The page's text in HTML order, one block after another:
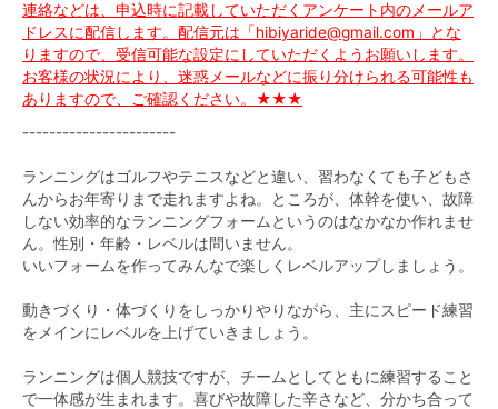
連絡などは、申込時に記載していただくアンケート内のメールア
ドレスに配信します。配信元は「hibiyaride@gmail.com」とな
りますので、受信可能な設定にしていただくようお願いします。
お客様の状況により、迷惑メールなどに振り分けられる可能性も
ありますので、ご確認ください。★★★
-----------------------
ランニングはゴルフやテニスなどと違い、習わなくても子どもさ
んからお年寄りまで走れますよね。ところが、体幹を使い、故障
しない効率的なランニングフォームというのはなかなか作れませ
ん。性別・年齢・レベルは問いません。
いいフォームを作ってみんなで楽しくレベルアップしましょう。
動きづくり・体づくりをしっかりやりながら、主にスピード練習
をメインにレベルを上げていきましょう。
ランニングは個人競技ですが、チームとしてともに練習すること
で一体感が生まれます。喜びや故障した辛さなど、分かち合って